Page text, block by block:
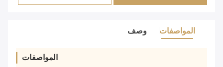
المواصفات وصف
المواصفات